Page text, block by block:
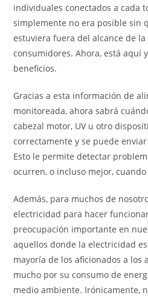
individuales conectados a cada
simplemente no era posible sin
estuviera fuera del alcance de
consumidores. Ahora, está aquí
beneficios.
Gracias a esta información de
monitoreada, ahora sabrá
cabezal motor, UV u otro
correctamente y se puede
Esto le permite detectar
ocurren, o incluso mejor,
Además, para muchos de
electricidad para hacer
preocupación importante en
aquellos donde la electricidad
mayoría de los aficionados a los
mucho por su consumo de
medio ambiente. Irónicamente,